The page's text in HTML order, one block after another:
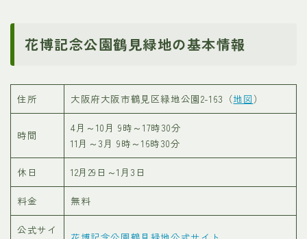
花博記念公園鶴見緑地の基本情報
住所 大阪府大阪市鶴見区緑地公園2-163（地図 ）
時間
4月～10月 9時～17時30分
11月～3月 9時～16時30分
休日 12月29日～1月3日
料金 無料
公式サイ